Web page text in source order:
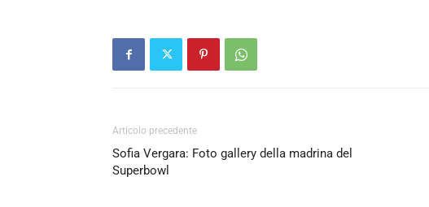
Articolo precedente
Sofia Vergara: Foto gallery della madrina del
Superbowl